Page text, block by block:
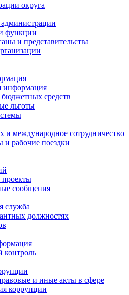
округа
функции
и представительства
информация
средств
льготы
и международное сотрудничество
рабочие поездки
сообщения
служба
должностях
контроль
и иные акты в сфере
коррупции